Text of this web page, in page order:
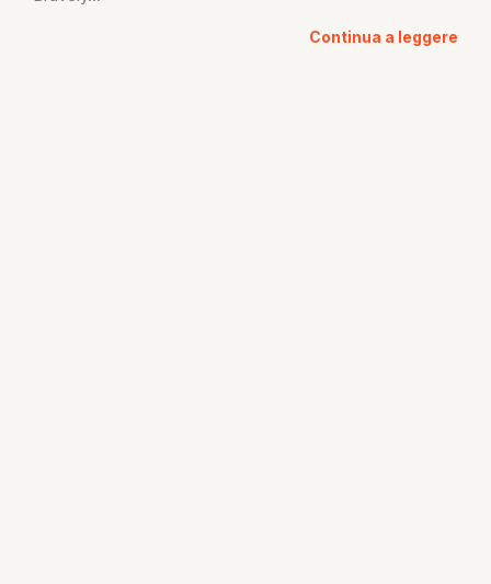
Continua a leggere